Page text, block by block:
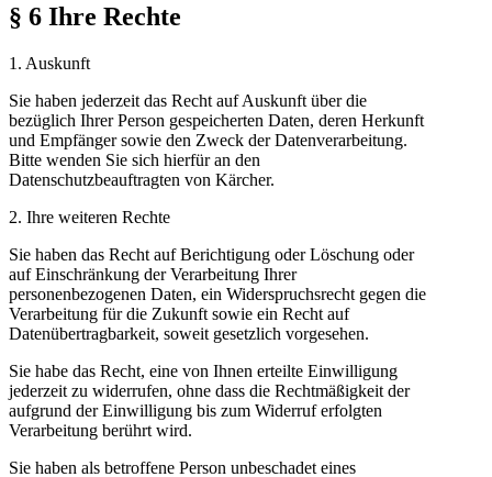
§ 6 Ihre Rechte
1. Auskunft
Sie haben jederzeit das Recht auf Auskunft über die
bezüglich Ihrer Person gespeicherten Daten, deren Herkunft
und Empfänger sowie den Zweck der Datenverarbeitung.
Bitte wenden Sie sich hierfür an den
Datenschutzbeauftragten von Kärcher.
2. Ihre weiteren Rechte
Sie haben das Recht auf Berichtigung oder Löschung oder
auf Einschränkung der Verarbeitung Ihrer
personenbezogenen Daten, ein Widerspruchsrecht gegen die
Verarbeitung für die Zukunft sowie ein Recht auf
Datenübertragbarkeit, soweit gesetzlich vorgesehen.
Sie habe das Recht, eine von Ihnen erteilte Einwilligung
jederzeit zu widerrufen, ohne dass die Rechtmäßigkeit der
aufgrund der Einwilligung bis zum Widerruf erfolgten
Verarbeitung berührt wird.
Sie haben als betroffene Person unbeschadet eines